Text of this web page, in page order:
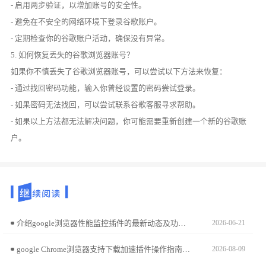
- 启用两步验证，以增加账号的安全性。
- 避免在不安全的网络环境下登录谷歌账户。
- 定期检查你的谷歌账户活动，确保没有异常。
5. 如何恢复丢失的谷歌浏览器账号？
如果你不慎丢失了谷歌浏览器账号，可以尝试以下方法来恢复：
- 通过找回密码功能，输入你曾经设置的密码尝试登录。
- 如果密码无法找回，可以尝试联系谷歌客服寻求帮助。
- 如果以上方法都无法解决问题，你可能需要重新创建一个新的谷歌账
户。
介绍google浏览器性能监控插件的最新动态及功能更新，帮助用户实时监测浏览器运行状态，提升使用效率。 2026-06-21
google Chrome浏览器支持下载加速插件操作指南，用户可提升下载速度与稳定性，优化文件管理流程。 2026-08-09